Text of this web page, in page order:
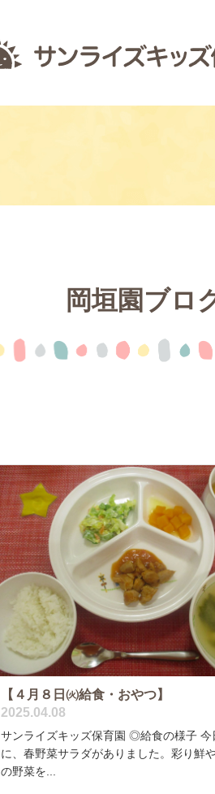
岡垣園ブロ
【４月８日㈫給食・おやつ】
2025.04.08
サンライズキッズ保育園 ◎給食の様子 今
に、春野菜サラダがありました。彩り鮮
の野菜を...